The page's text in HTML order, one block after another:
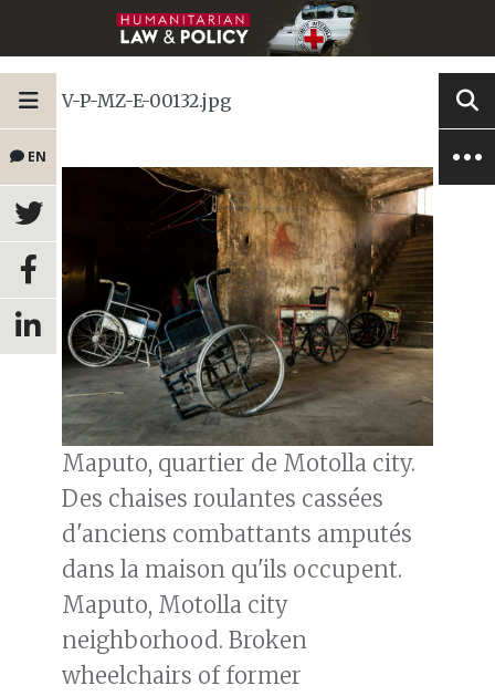
EN
V-P-MZ-E-00132.jpg
Maputo, quartier de Motolla city.
Des chaises roulantes cassées
d'anciens combattants amputés
dans la maison qu'ils occupent.
Maputo, Motolla city
neighborhood. Broken
wheelchairs of former